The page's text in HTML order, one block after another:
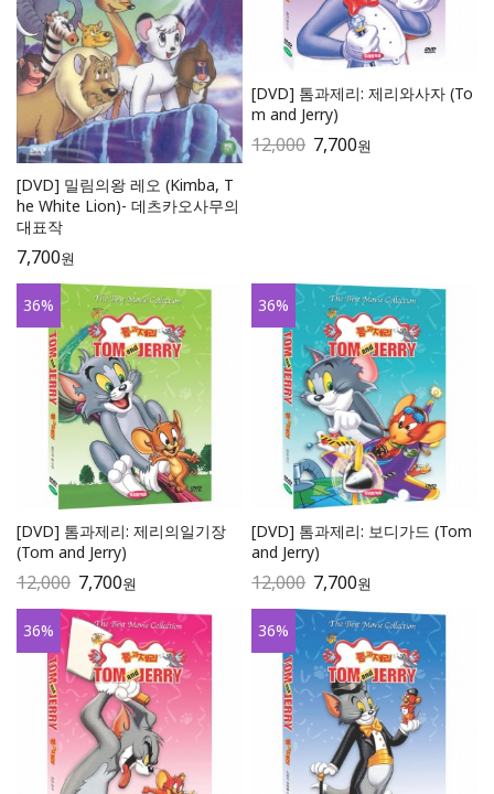
[DVD] 밀림의왕 레오 (Kimba, T
he White Lion)- 데츠카오사무의
대표작
7,700원
[DVD] 톰과제리: 제리와사자 (To
m and Jerry)
12,000 7,700원
36%
[DVD] 톰과제리: 제리의일기장
(Tom and Jerry)
12,000 7,700원
36%
[DVD] 톰과제리: 보디가드 (Tom
and Jerry)
12,000 7,700원
36% 36%